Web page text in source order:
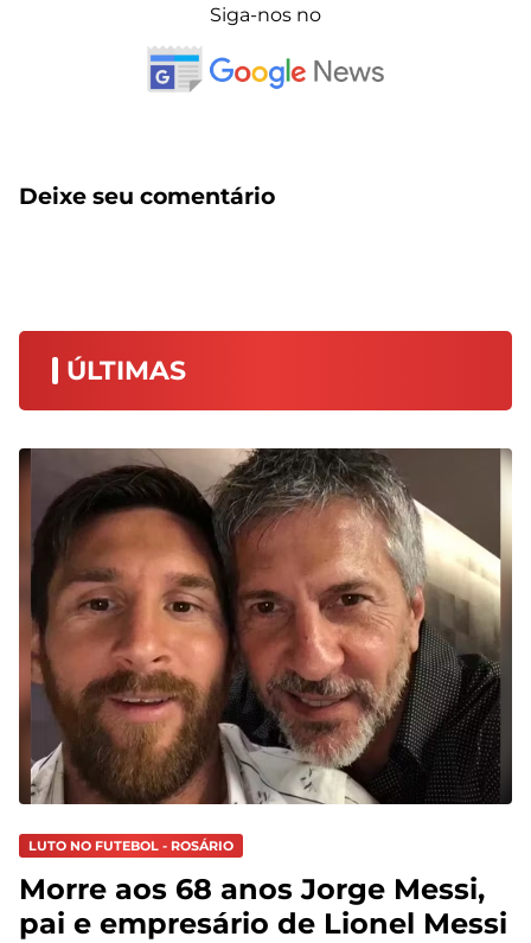
Siga-nos no
Deixe seu comentário
ÚLTIMAS
LUTO NO FUTEBOL - ROSÁRIO
Morre aos 68 anos Jorge Messi,
pai e empresário de Lionel Messi